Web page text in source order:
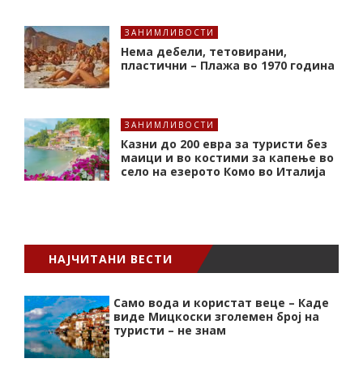
ЗАНИМЛИВОСТИ
Нема дебели, тетовирани,
пластични – Плажа во 1970 година
ЗАНИМЛИВОСТИ
Казни до 200 евра за туристи без
маици и во костими за капење во
село на езерото Комо во Италија
НАЈЧИТАНИ ВЕСТИ
Само вода и користат веце – Каде
виде Мицкоски зголемен број на
туристи – не знам